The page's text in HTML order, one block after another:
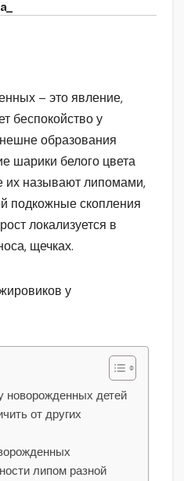
– это явление,
беспокойство у
образования
шарики белого цвета
их называют липомами,
подкожные скопления
локализуется в
щечках.
новорожденных детей
от других
липом разной